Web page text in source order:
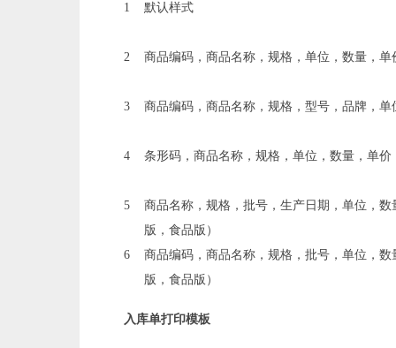
1
默认样式
2 商品编码，商品名称，规格，单位，数量，单
3 商品编码，商品名称，规格，型号，品牌，
4 条形码，商品名称，规格，单位，数量，单价
5
商品名称，规格，批号，生产日期，单位，
版，食品版）
6
商品编码，商品名称，规格，批号，单位，
版，食品版）
入库单打印模板